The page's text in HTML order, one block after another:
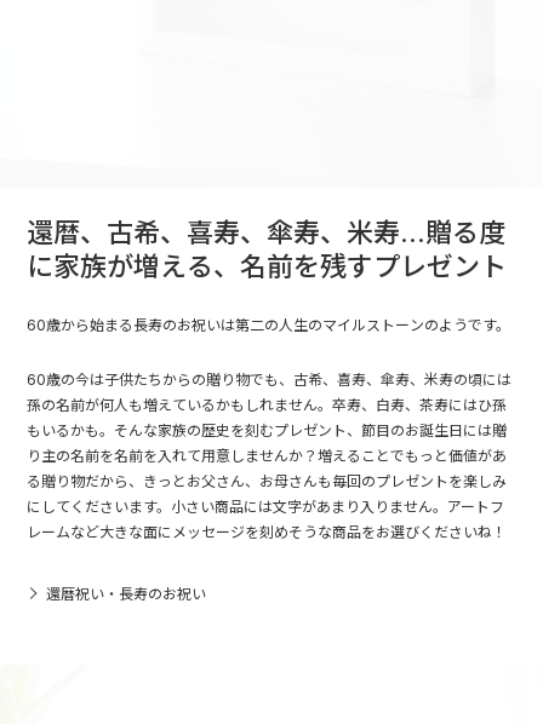
還暦、古希、喜寿、傘寿、米寿...贈る度
に家族が増える、名前を残すプレゼント
60歳から始まる長寿のお祝いは第二の人生のマイルストーンのようです。
60歳の今は子供たちからの贈り物でも、古希、喜寿、傘寿、米寿の頃には
孫の名前が何人も増えているかもしれません。卒寿、白寿、茶寿にはひ孫
もいるかも。そんな家族の歴史を刻むプレゼント、節目のお誕生日には贈
り主の名前を名前を入れて用意しませんか？増えることでもっと価値があ
る贈り物だから、きっとお父さん、お母さんも毎回のプレゼントを楽しみ
にしてくださいます。小さい商品には文字があまり入りません。アートフ
レームなど大きな面にメッセージを刻めそうな商品をお選びくださいね！
還暦祝い・長寿のお祝い